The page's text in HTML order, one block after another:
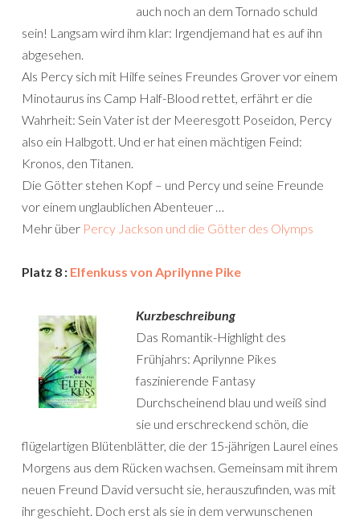
auch noch an dem Tornado schuld
sein! Langsam wird ihm klar: Irgendjemand hat es auf ihn
abgesehen.
Als Percy sich mit Hilfe seines Freundes Grover vor einem
Minotaurus ins Camp Half-Blood rettet, erfährt er die
Wahrheit: Sein Vater ist der Meeresgott Poseidon, Percy
also ein Halbgott. Und er hat einen mächtigen Feind:
Kronos, den Titanen.
Die Götter stehen Kopf – und Percy und seine Freunde
vor einem unglaublichen Abenteuer …
Mehr über Percy Jackson und die Götter des Olymps
Platz 8 : Elfenkuss von Aprilynne Pike
Kurzbeschreibung
Das Romantik-Highlight des
Frühjahrs: Aprilynne Pikes
faszinierende Fantasy
Durchscheinend blau und weiß sind
sie und erschreckend schön, die
flügelartigen Blütenblätter, die der 15-jährigen Laurel eines
Morgens aus dem Rücken wachsen. Gemeinsam mit ihrem
neuen Freund David versucht sie, herauszufinden, was mit
ihr geschieht. Doch erst als sie in dem verwunschenen